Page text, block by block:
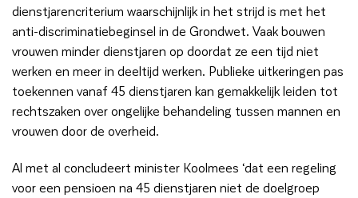
dienstjarencriterium waarschijnlijk in het strijd is met het
anti-discriminatiebeginsel in de Grondwet. Vaak bouwen
vrouwen minder dienstjaren op doordat ze een tijd niet
werken en meer in deeltijd werken. Publieke uitkeringen pas
toekennen vanaf 45 dienstjaren kan gemakkelijk leiden tot
rechtszaken over ongelijke behandeling tussen mannen en
vrouwen door de overheid.
Al met al concludeert minister Koolmees ‘dat een regeling
voor een pensioen na 45 dienstjaren niet de doelgroep